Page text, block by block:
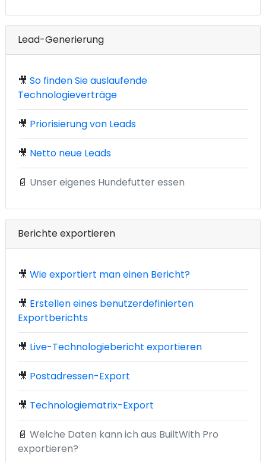
Lead-Generierung
🎥 So finden Sie auslaufende
Technologieverträge
🎥 Priorisierung von Leads
🎥 Netto neue Leads
📄 Unser eigenes Hundefutter essen
Berichte exportieren
🎥 Wie exportiert man einen Bericht?
🎥 Erstellen eines benutzerdefinierten
Exportberichts
🎥 Live-Technologiebericht exportieren
🎥 Postadressen-Export
🎥 Technologiematrix-Export
📄 Welche Daten kann ich aus BuiltWith Pro
exportieren?